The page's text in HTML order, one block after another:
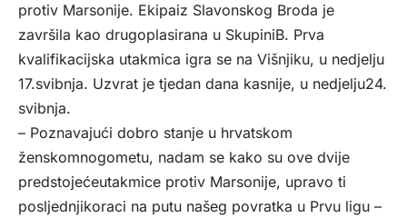
protiv Marsonije. Ekipaiz Slavonskog Broda je
završila kao drugoplasirana u SkupiniB. Prva
kvalifikacijska utakmica igra se na Višnjiku, u nedjelju
17.svibnja. Uzvrat je tjedan dana kasnije, u nedjelju24.
svibnja.
– Poznavajući dobro stanje u hrvatskom
ženskomnogometu, nadam se kako su ove dvije
predstojećeutakmice protiv Marsonije, upravo ti
posljednjikoraci na putu našeg povratka u Prvu ligu –